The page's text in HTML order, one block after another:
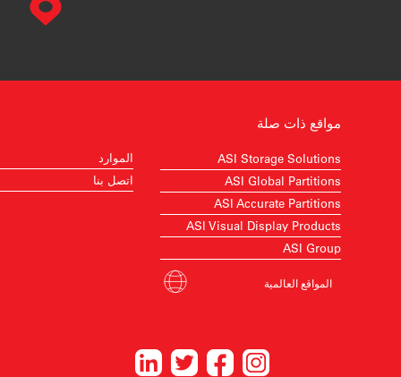
الموارد
اتصل بنا
مواقع ذات صلة
ASI Storage Solutions
ASI Global Partitions
ASI Accurate Partitions
ASI Visual Display Products
ASI Group
المواقع العالمية